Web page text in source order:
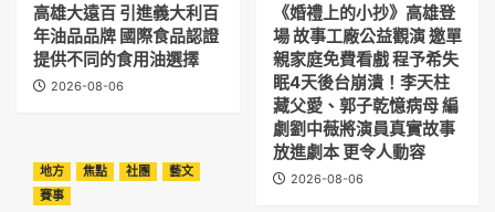
高雄大遠百 引進義大利百
年油品品牌 國際食品認證
提供不同的食用油選擇
2026-08-06
《婚禮上的小抄》高雄登
場 故事工廠公益觀演 邀單
親家庭免費看戲 程予希失
眠4天後台崩潰！李天柱
藏父愛、郭子乾憶病母 編
劇劉中薇將演員真實故事
放進劇本 更令人動容
2026-08-06
地方 焦點 社團
藝文
賽事